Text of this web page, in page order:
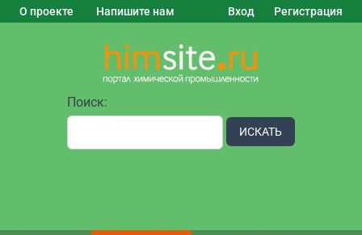
О проекте Напишите нам Вход Регистрация
Поиск:
ИСКАТЬ